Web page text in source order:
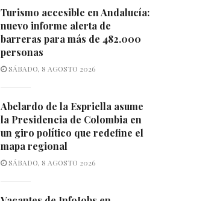
Turismo accesible en Andalucía:
nuevo informe alerta de
barreras para más de 482.000
personas
SÁBADO, 8 AGOSTO 2026
Abelardo de la Espriella asume
la Presidencia de Colombia en
un giro político que redefine el
mapa regional
SÁBADO, 8 AGOSTO 2026